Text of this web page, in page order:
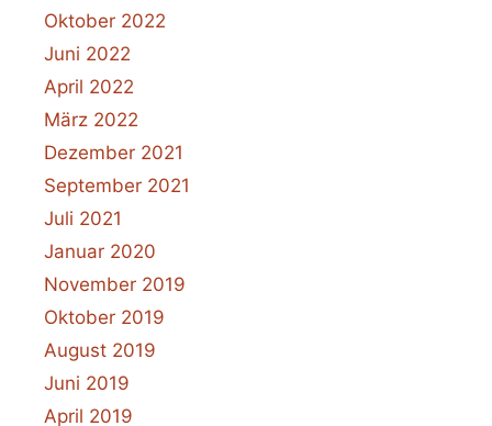
Oktober 2022
Juni 2022
April 2022
März 2022
Dezember 2021
September 2021
Juli 2021
Januar 2020
November 2019
Oktober 2019
August 2019
Juni 2019
April 2019